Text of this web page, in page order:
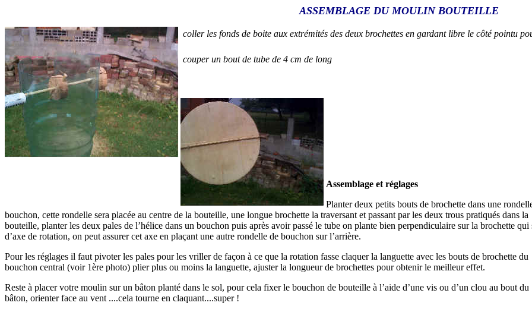
ASSEMBLAGE DU MOULIN BOUTEILLE
coller les fonds de boite aux extrémités des deux brochettes en gardant libre le côté pointu
couper un bout de tube de 4 cm de long
Assemblage et réglages
Planter deux petits bouts de brochette dans une
bouchon, cette rondelle sera placée au centre de la bouteille, une longue brochette la traversant et passant par les deux trous pratiqués dans la
bouteille, planter les deux pales de l’hélice dans un bouchon puis après avoir passé le tube on plante bien perpendiculaire sur la brochette qui
d’axe de rotation, on peut assurer cet axe en plaçant une autre rondelle de bouchon sur l’arrière.
Pour les réglages il faut pivoter les pales pour les vriller de façon à ce que la rotation fasse claquer la languette avec les bouts de brochette du
bouchon central (voir 1ère photo) plier plus ou moins la languette, ajuster la longueur de brochettes pour obtenir le meilleur effet.
Reste à placer votre moulin sur un bâton planté dans le sol, pour cela fixer le bouchon de bouteille à l’aide d’une vis ou d’un clou au bout du
bâton, orienter face au vent ....cela tourne en claquant....super !